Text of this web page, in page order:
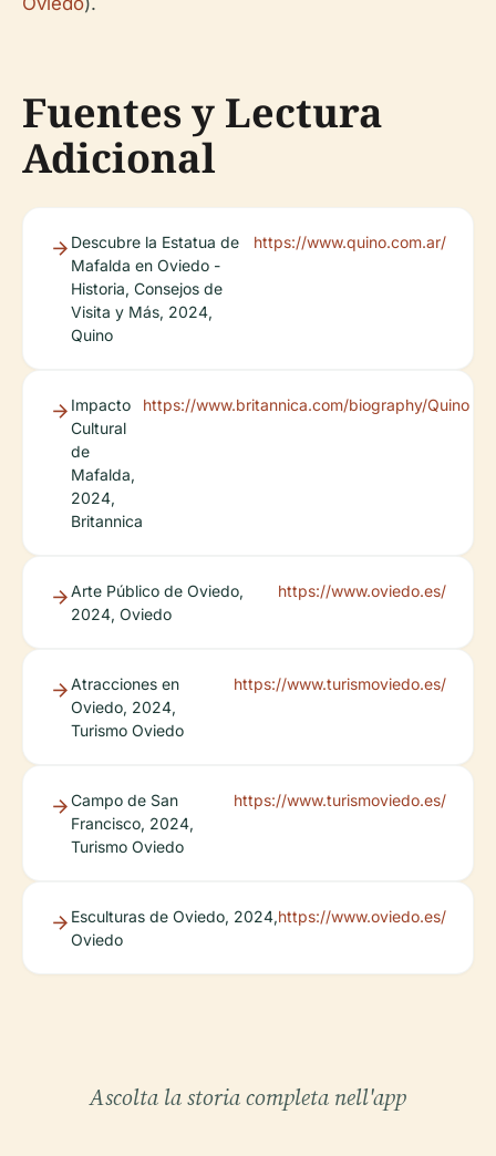
Fuentes y Lectura
Adicional
Descubre la Estatua de
Mafalda en Oviedo -
Historia, Consejos de
Visita y Más, 2024,
Quino
https://www.quino.com.ar/
Impacto
Cultural
de
Mafalda,
2024,
Britannica
https://www.britannica.com/biography/Quino
Arte Público de Oviedo,
2024, Oviedo
https://www.oviedo.es/
Atracciones en
Oviedo, 2024,
Turismo Oviedo
https://www.turismoviedo.es/
Campo de San
Francisco, 2024,
Turismo Oviedo
https://www.turismoviedo.es/
Esculturas de Oviedo, 2024,
Oviedo
https://www.oviedo.es/
Ascolta la storia completa nell'app